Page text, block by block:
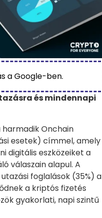
a Google-ben.
és mindennapi
Onchain
esetek) címmel, amely
digitális eszközeiket a
válaszain alapul. A
foglalások (35%) a
a kriptós fizetés
gyakorlati, napi szintű